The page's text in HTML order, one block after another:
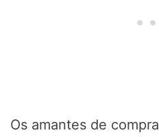
Os amantes de